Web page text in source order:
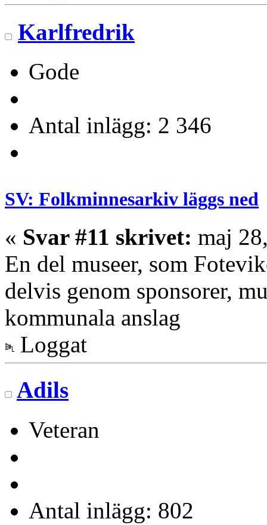
Karlfredrik
Gode
Antal inlägg: 2 346
SV: Folkminnesarkiv läggs ned
« Svar #11 skrivet: maj
En del museer, som
delvis genom sponsorer,
kommunala anslag
Loggat
Adils
Veteran
Antal inlägg: 802